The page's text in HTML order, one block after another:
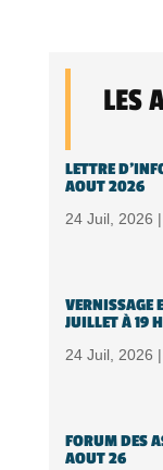
LES
LETTRE
AOUT 2026
24 Juil, 2026 |
VERNISSAGE
JUILLET À 19
24 Juil, 2026 |
FORUM DES
AOUT 26